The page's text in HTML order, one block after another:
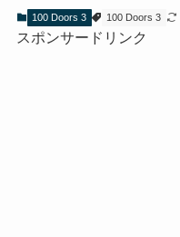
100 Doors 3 100 Doors 3
スポンサードリンク